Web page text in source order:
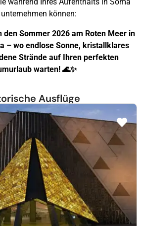
unternehmen können:
Sommer 2026 am Roten Meer in
– wo endlose Sonne, kristallklares
Strände auf Ihren perfekten
warten! 🌊✨
Ausflüge